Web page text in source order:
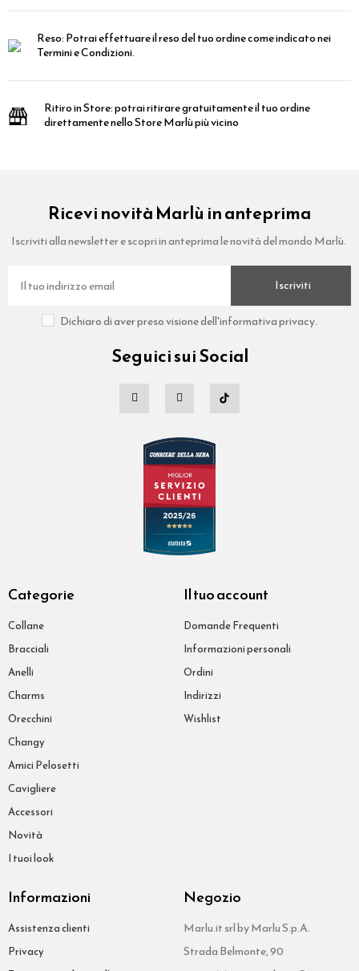
Reso:Potrai effettuare il reso del tuo ordine come indicato nei
Termini e Condizioni.
Ritiro in Store:potrai ritirare gratuitamente il tuo ordine
direttamente nello Store Marlù più vicino
Ricevi novità Marlù in anteprima
Iscriviti alla newsletter e scopri in anteprima le novità del mondo Marlù.
Iscriviti
Dichiaro di aver preso visione dell'informativa privacy.
Seguici sui Social
Categorie
Collane
Bracciali
Anelli
Charms
Orecchini
Changy
Amici Pelosetti
Cavigliere
Accessori
Novità
I tuoi look
Il tuo account
Domande Frequenti
Informazioni personali
Ordini
Indirizzi
Wishlist
Informazioni
Assistenza clienti
Privacy
Negozio
Marlu.it srl by Marlu S.p.A.
Strada Belmonte, 90